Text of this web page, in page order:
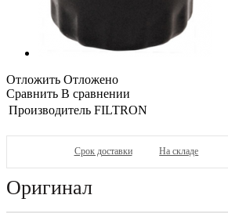
Отложить Отложено
Сравнить В сравнении
Производитель FILTRON
Срок доставки На складе
Оригинал